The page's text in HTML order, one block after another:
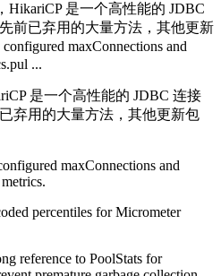
HikariCP 是一个高性能的 JDBC
前已弃用的大量方法，其他更新
maxConnections and
...
是一个高性能的 JDBC 连接
弃用的大量方法，其他更新包
maxConnections and
percentiles for Micrometer
reference to PoolStats for